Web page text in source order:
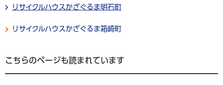
リサイクルハウスかざぐるま明石町
リサイクルハウスかざぐるま箱崎町
こちらのページも読まれています